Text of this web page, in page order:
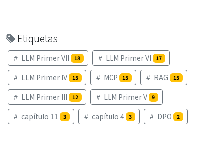
Etiquetas
LLM Primer VII 18 LLM Primer VI 17
LLM Primer IV 15 MCP 15 RAG 15
LLM Primer III 12 LLM Primer V 9
capítulo 11 3 capítulo 4 3 DPO 2